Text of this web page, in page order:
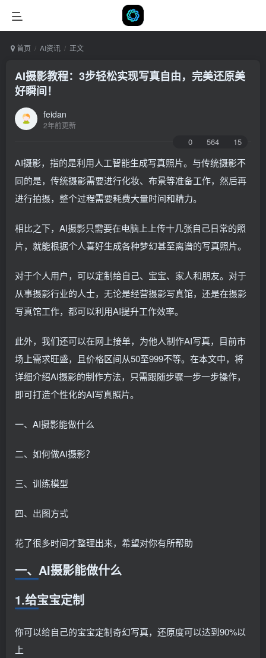
首页 AI资讯 正文
AI摄影教程：3步轻松实现写真自由，完美还原美
好瞬间！
feidan
2年前更新
0 564 15
AI摄影，指的是利用人工智能生成写真照片。与传统摄影不
同的是，传统摄影需要进行化妆、布景等准备工作，然后再
进行拍摄，整个过程需要耗费大量时间和精力。
相比之下，AI摄影只需要在电脑上上传十几张自己日常的照
片，就能根据个人喜好生成各种梦幻甚至离谱的写真照片。
对于个人用户，可以定制给自己、宝宝、家人和朋友。对于
从事摄影行业的人士，无论是经营摄影写真馆，还是在摄影
写真馆工作，都可以利用AI提升工作效率。
此外，我们还可以在网上接单，为他人制作AI写真，目前市
场上需求旺盛，且价格区间从50至999不等。在本文中，将
详细介绍AI摄影的制作方法，只需跟随步骤一步一步操作，
即可打造个性化的AI写真照片。
一、AI摄影能做什么
二、如何做AI摄影？
三、训练模型
四、出图方式
花了很多时间才整理出来，希望对你有所帮助
一、AI摄影能做什么
1.给宝宝定制
你可以给自己的宝宝定制奇幻写真，还原度可以达到90%以
上